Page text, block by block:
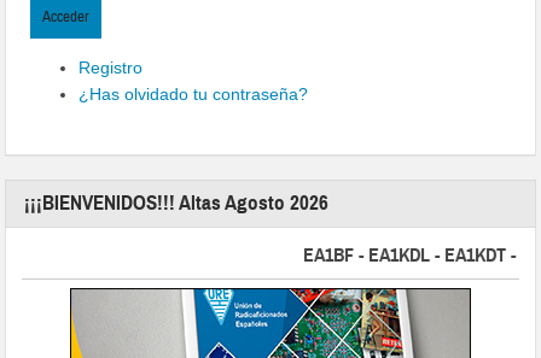
Acceder
Registro
¿Has olvidado tu contraseña?
¡¡¡BIENVENIDOS!!! Altas Agosto 2026
EA1BF - EA1KDL - EA1KDT -